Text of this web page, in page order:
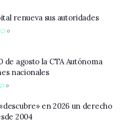
renueva sus autoridades
0
de agosto la CTA Autónoma
nacionales
0
en 2026 un derecho
2004